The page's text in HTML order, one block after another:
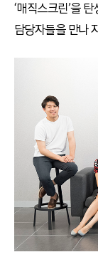
‘매직스크린’을
담당자들을 만나